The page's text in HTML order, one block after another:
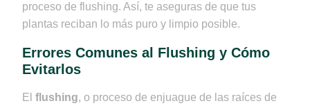
proceso de flushing. Así, te aseguras de que tus
plantas reciban lo más puro y limpio posible.
Errores Comunes al Flushing y Cómo
Evitarlos
El flushing, o proceso de enjuague de las raíces de